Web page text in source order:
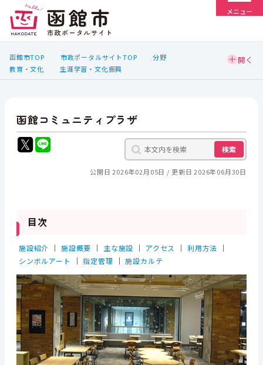
メニュー
函館市TOP 市政ポータルサイトTOP
分野
教育・文化
生涯学習・文化振興
函館コミュニティプラザ
検索
公開日 2026年02月05日 更新日 2026年06月30日
目次
施設紹介 ｜ 施設概要 ｜ 主な施設 ｜ アクセス ｜ 利用方法
｜
シンボルアート
｜ 指定管理 ｜ 施設カルテ